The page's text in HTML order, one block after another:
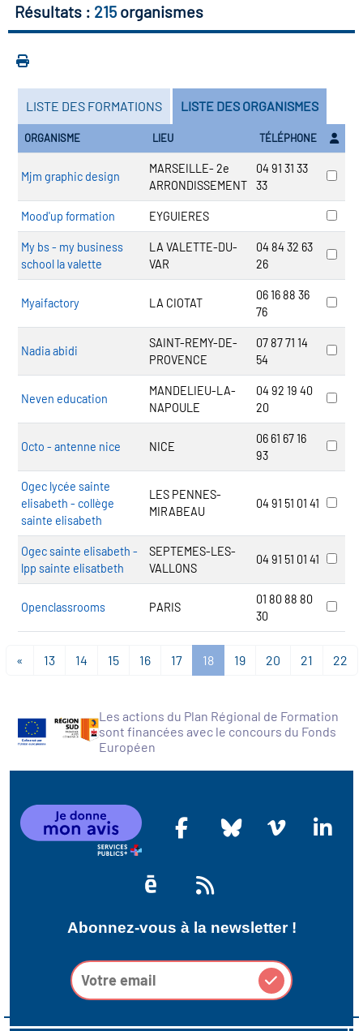
des secteurs
Résultats : 215 organismes
LISTE DES FORMATIONS LISTE DES ORGANISMES
ORGANISME LIEU TÉLÉPHONE
Mjm graphic design
MARSEILLE- 2e
ARRONDISSEMENT
04 91 31 33
33
Mood'up formation EYGUIERES
My bs - my business
school la valette
LA VALETTE-DU-
VAR
04 84 32 63
26
Myaifactory LA CIOTAT
06 16 88 36
76
Nadia abidi
SAINT-REMY-DE-
PROVENCE
07 87 71 14
54
Neven education
MANDELIEU-LA-
NAPOULE
04 92 19 40
20
Octo - antenne nice NICE
06 61 67 16
93
Ogec lycée sainte
elisabeth - collège
sainte elisabeth
LES PENNES-
MIRABEAU
04 91 51 01 41
Ogec sainte elisabeth -
lpp sainte elisatbeth
SEPTEMES-LES-
VALLONS
04 91 51 01 41
Openclassrooms PARIS
01 80 88 80
30
« 13 14 15 16 17 18 19 20 21 22
Les actions du Plan Régional de Formation
sont financées avec le concours du Fonds
Européen
Abonnez-vous à la newsletter !